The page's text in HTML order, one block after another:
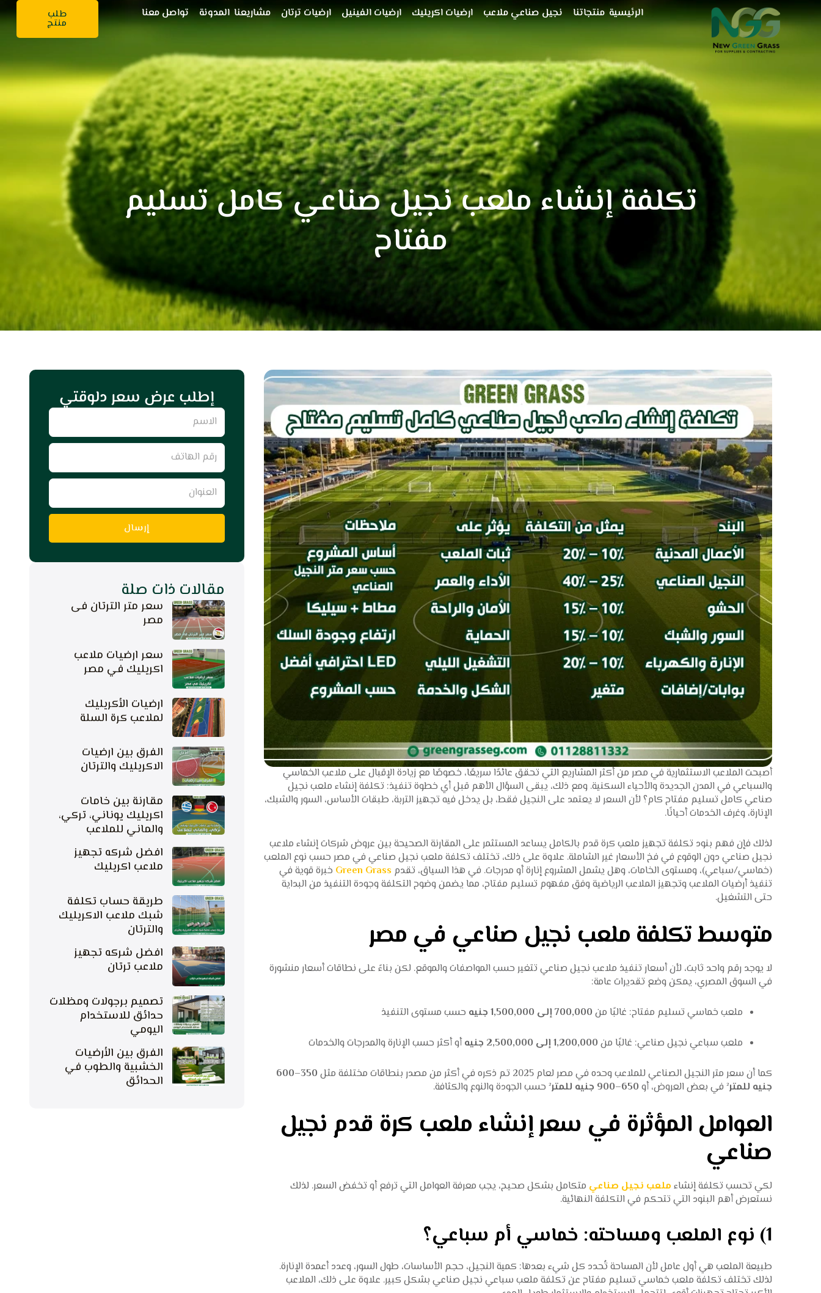
إلى
الرئيسية منتجاتنا نجيل صناعي ملاعب ارضيات اكريليك ارضيات الفينيل ارضيات ترتان مشاريعنا المدونة تواصل معنا طلب
منتج
تكلفة إنشاء ملعب نجيل صناعي كامل تسليم
مفتاح
أصبحت الملاعب الاستثمارية في مصر من أكثر المشاريع التي تحقق عائدًا سريعًا، خصوصًا مع زيادة الإقبال على ملاعب الخماسي
والسباعي في المدن الجديدة والأحياء السكنية. ومع ذلك، يبقى السؤال الأهم قبل أي خطوة تنفيذ: تكلفة إنشاء ملعب نجيل
صناعي كامل تسليم مفتاح كام؟ لأن السعر لا يعتمد على النجيل فقط، بل يدخل فيه تجهيز التربة، طبقات الأساس، السور والشبك،
الإنارة، وغرف الخدمات أحيانًا.
لذلك فإن فهم بنود تكلفة تجهيز ملعب كرة قدم بالكامل يساعد المستثمر على المقارنة الصحيحة بين عروض شركات إنشاء ملاعب
نجيل صناعي دون الوقوع في فخ الأسعار غير الشاملة. علاوة على ذلك، تختلف تكلفة ملعب نجيل صناعي في مصر حسب نوع الملعب
(خماسي/سباعي)، ومستوى الخامات، وهل يشمل المشروع إنارة أو مدرجات. في هذا السياق، تقدم Green Grass خبرة قوية في
تنفيذ أرضيات الملاعب وتجهيز الملاعب الرياضية وفق مفهوم تسليم مفتاح، مما يضمن وضوح التكلفة وجودة التنفيذ من البداية
حتى التشغيل.
متوسط تكلفة ملعب نجيل صناعي في مصر
لا يوجد رقم واحد ثابت، لأن أسعار تنفيذ ملاعب نجيل صناعي تتغير حسب المواصفات والموقع. لكن بناءً على نطاقات أسعار منشورة
في السوق المصري، يمكن وضع تقديرات عامة:
ملعب خماسي تسليم مفتاح: غالبًا من 700,000 إلى 1,500,000 جنيه
حسب مستوى التنفيذ
ملعب سباعي نجيل صناعي: غالبًا من 1,200,000 إلى 2,500,000 جنيه
أو أكثر حسب الإنارة والمدرجات والخدمات
كما أن سعر متر النجيل الصناعي للملاعب وحده في مصر لعام 2025 تم ذكره في أكثر من مصدر بنطاقات مختلفة مثل
350–600
جنيه للمتر² في بعض العروض، أو 650–900 جنيه للمتر² حسب الجودة والنوع والكثافة.
العوامل المؤثرة في سعر إنشاء ملعب كرة قدم نجيل
صناعي
لكي تحسب تكلفة إنشاء ملعب نجيل صناعي متكامل بشكل صحيح، يجب معرفة العوامل التي ترفع أو تخفض السعر. لذلك
نستعرض أهم البنود التي تتحكم في التكلفة النهائية.
1) نوع الملعب ومساحته: خماسي أم سباعي؟
طبيعة الملعب هي أول عامل لأن المساحة تُحدد كل شيء بعدها: كمية النجيل، حجم الأساسات، طول السور، وعدد أعمدة الإنارة.
لذلك تختلف تكلفة ملعب خماسي تسليم مفتاح عن تكلفة ملعب سباعي نجيل صناعي بشكل كبير. علاوة على ذلك، الملاعب
إطلب عرض سعر دلوقتي
Name
رقم
الهاتف
العنوان
إرسال
مقالات ذات صلة
سعر متر الترتان فى
مصر
سعر ارضيات ملاعب
اكريليك في مصر
ارضيات الأكريليك
لملاعب كرة السلة
الفرق بين ارضيات
الاكريليك والترتان
مقارنة بين خامات
اكريليك يوناني، تركي،
والماني للملاعب
افضل شركه تجهيز
ملاعب اكريليك
طريقة حساب تكلفة
شبك ملاعب الاكريليك
والترتان
افضل شركه تجهيز
ملاعب ترتان
تصميم برجولات ومظلات
حدائق للاستخدام
اليومي
الفرق بين الأرضيات
الخشبية والطوب في
الحدائق